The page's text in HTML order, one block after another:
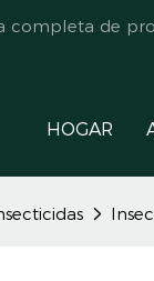
completa de
HOGAR